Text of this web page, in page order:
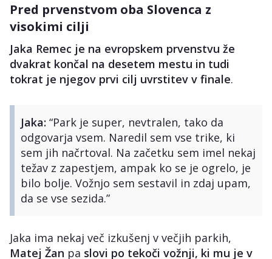
Pred prvenstvom oba Slovenca z
visokimi cilji
Jaka Remec je na evropskem prvenstvu že
dvakrat končal na desetem mestu in tudi
tokrat je njegov prvi cilj uvrstitev v finale.
Jaka: “Park je super, nevtralen, tako da
odgovarja vsem. Naredil sem vse trike, ki
sem jih načrtoval. Na začetku sem imel nekaj
težav z zapestjem, ampak ko se je ogrelo, je
bilo bolje. Vožnjo sem sestavil in zdaj upam,
da se vse sezida.”
Jaka ima nekaj več izkušenj v večjih parkih,
Matej Žan pa slovi po tekoči vožnji, ki mu je v